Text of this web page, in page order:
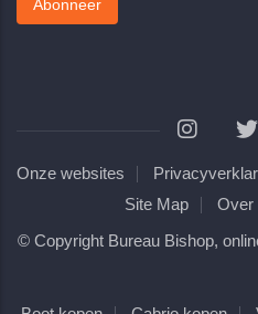
Onze websites
Site Map
Over
© Copyright Bureau Bishop,